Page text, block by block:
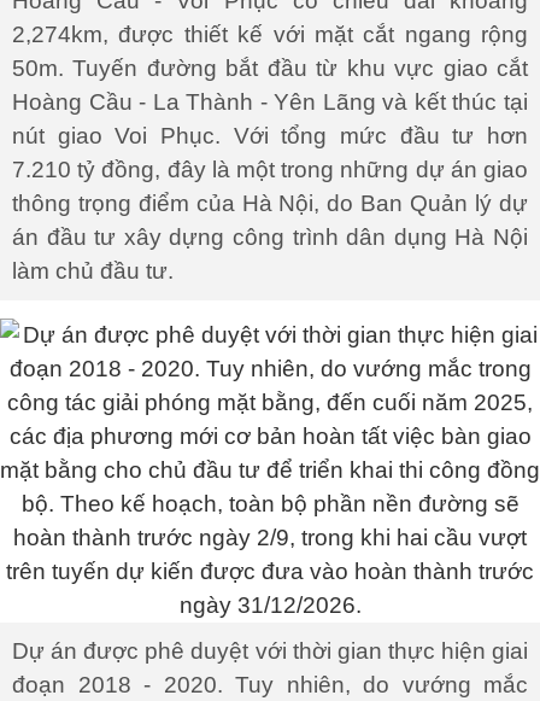
2,274km, được thiết kế với mặt cắt ngang rộng
50m. Tuyến đường bắt đầu từ khu vực giao cắt
Hoàng Cầu - La Thành - Yên Lãng và kết thúc tại
nút giao Voi Phục. Với tổng mức đầu tư hơn
7.210 tỷ đồng, đây là một trong những dự án giao
thông trọng điểm của Hà Nội, do Ban Quản lý dự
án đầu tư xây dựng công trình dân dụng Hà Nội
làm chủ đầu tư.
Dự án được phê duyệt với thời gian thực hiện giai
đoạn 2018 - 2020. Tuy nhiên, do vướng mắc